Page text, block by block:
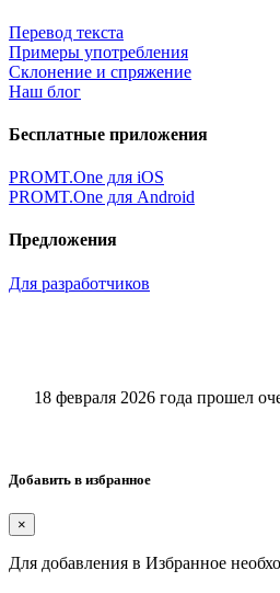
Перевод текста
Примеры употребления
Склонение и спряжение
Наш блог
Бесплатные приложения
PROMT.One для iOS
PROMT.One для Android
Предложения
Для разработчиков
18 февраля 2026 года прошел
Добавить в избранное
×
Для добавления в Избранное